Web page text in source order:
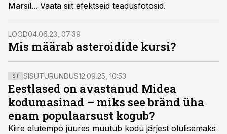
Marsil... Vaata siit efektseid teadusfotosid.
LOOD04.06.23, 07:39
Mis määrab asteroidide kursi?
ST SISUTURUNDUS12.09.25, 10:53
Eestlased on avastanud Midea
kodumasinad – miks see bränd üha
enam populaarsust kogub?
Kiire elutempo juures muutub kodu järjest olulisemaks